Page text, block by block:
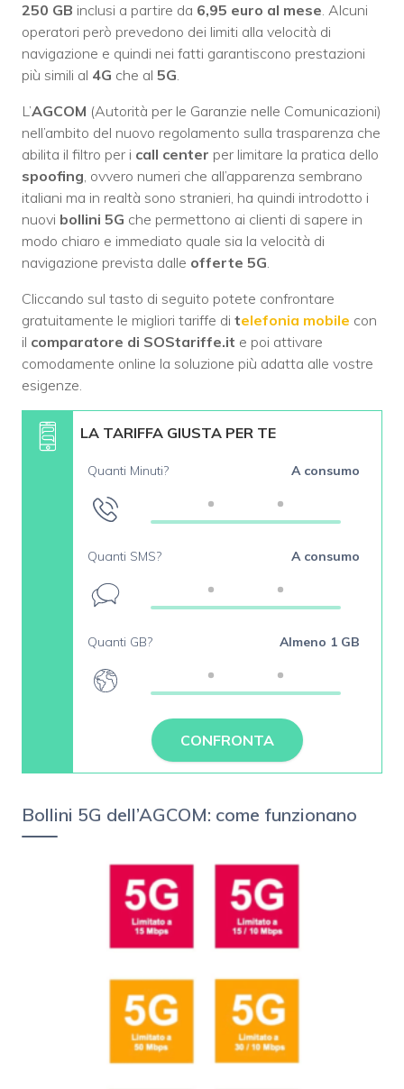
250 GB inclusi a partire da 6,95 euro al mese. Alcuni
operatori però prevedono dei limiti alla velocità di
navigazione e quindi nei fatti garantiscono prestazioni
più simili al 4G che al 5G.
L’AGCOM (Autorità per le Garanzie nelle Comunicazioni)
nell’ambito del nuovo regolamento sulla trasparenza che
abilita il filtro per i call center per limitare la pratica dello
spoofing, ovvero numeri che all’apparenza sembrano
italiani ma in realtà sono stranieri, ha quindi introdotto i
nuovi bollini 5G che permettono ai clienti di sapere in
modo chiaro e immediato quale sia la velocità di
navigazione prevista dalle offerte 5G.
Cliccando sul tasto di seguito potete confrontare
gratuitamente le migliori tariffe di telefonia mobile con
il comparatore di SOStariffe.it e poi attivare
comodamente online la soluzione più adatta alle vostre
esigenze.
LA TARIFFA GIUSTA PER TE
Quanti Minuti? A consumo
Quanti SMS? A consumo
Quanti GB? Almeno 1 GB
CONFRONTA
Bollini 5G dell’AGCOM: come funzionano